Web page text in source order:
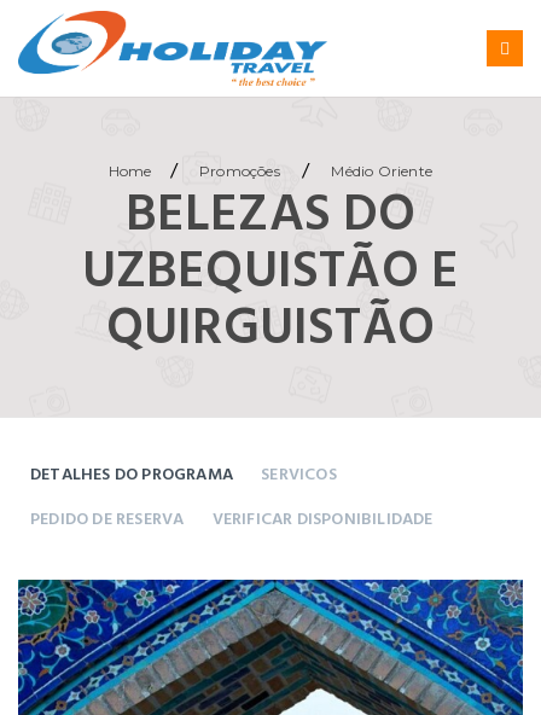
Home / Promoções / Médio Oriente
BELEZAS DO
UZBEQUISTÃO E
QUIRGUISTÃO
DETALHES DO PROGRAMA
SERVICOS
PEDIDO DE RESERVA
VERIFICAR DISPONIBILIDADE